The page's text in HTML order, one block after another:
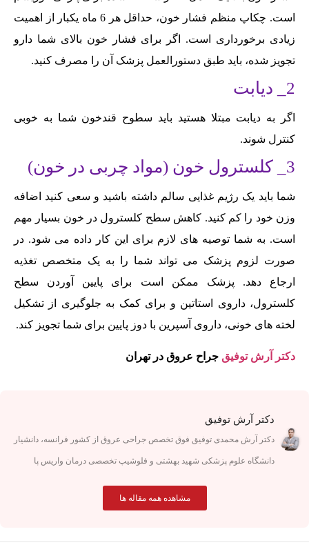
است. چکاپ منظم فشار خون، حداقل هر 6 ماه یکبار از اهمیت
زیادی برخورداری است. اگر برای فشار خون بالای شما دارو
تجویز شده، باید طبق دستورالعمل پزشک آن را مصرف کنید.
2_ دیابت
اگر به دیابت مبتلا هستید باید سطوح قندخون شما به خوبی
کنترل شوند.
3_ کلسترول خون (مواد چربی در خون)
شما باید یک رژیم غذایی سالم داشته باشید و سعی کنید اضافه
وزن خود را کم کنید. کاهش سطح کلسترول در خون بسیار مهم
است. به شما توصیه های لازم برای این کار داده می شود. در
صورت لزوم پزشک می تواند شما را به یک متخصص تغذیه
ارجاع دهد. پزشک ممکن است برای پایین آوردن سطح
کلسترول، داروی استاتین و برای کمک به جلوگیری از تشکیل
لخته های خونی، داروی آسپرین با دوز پایین برای شما تجویز کند.
دکتر آرش توفیق جراح عروق در تهران
دکتر آرش توفیق
دکتر آرش محمدی توفیق فوق تخصص جراحی عروق از کشور فرانسه، دانشیار
دانشگاه علوم پزشکی شهید بهشتی و فلوشیپ تخصصی درمان واریس پا
مشاهده همه مقاله ها